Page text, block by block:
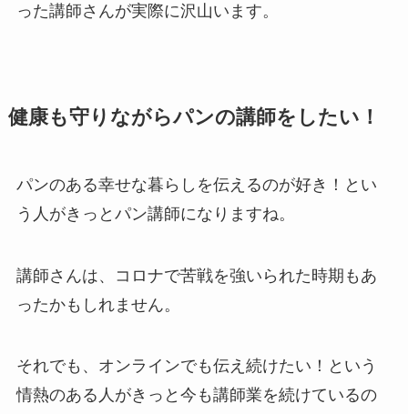
った講師さんが実際に沢山います。
健康も守りながらパンの講師をしたい！
パンのある幸せな暮らしを伝えるのが好き！とい
う人がきっとパン講師になりますね。
講師さんは、コロナで苦戦を強いられた時期もあ
ったかもしれません。
それでも、オンラインでも伝え続けたい！という
情熱のある人がきっと今も講師業を続けているの